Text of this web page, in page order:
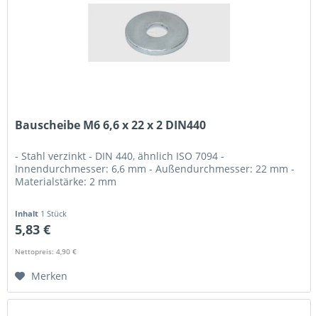
Bauscheibe M6 6,6 x 22 x 2 DIN440
- Stahl verzinkt - DIN 440, ähnlich ISO 7094 -
Innendurchmesser: 6,6 mm - Außendurchmesser: 22 mm -
Materialstärke: 2 mm
Inhalt 1 Stück
5,83 €
Nettopreis: 4,90 €
Merken